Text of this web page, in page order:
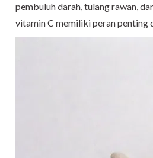
pembuluh darah, tulang rawan,
vitamin C memiliki peran penting